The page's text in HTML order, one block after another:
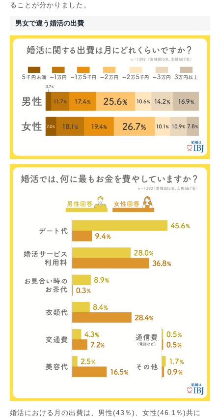
ることが分かりました。
男女で違う婚活の出費
婚活における月の出費は、男性(43％)、女性(46.1％)共に